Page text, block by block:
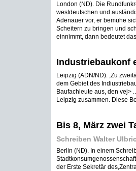
London (ND). Die
westdeutschen und
Adenauer vor, er bemühe
Scheitern zu bringen und
einnimmt, dann bedeutet
Industriebaukonf
Leipzig (ADN/ND). ,Zu
dem Gebiet des
Baufachleute aus, den vej>
Leipzig zusammen. Diese
Bis 8, März zwei
Schreiben Walter
Berlin (ND). In einem
der Erste Sekretär